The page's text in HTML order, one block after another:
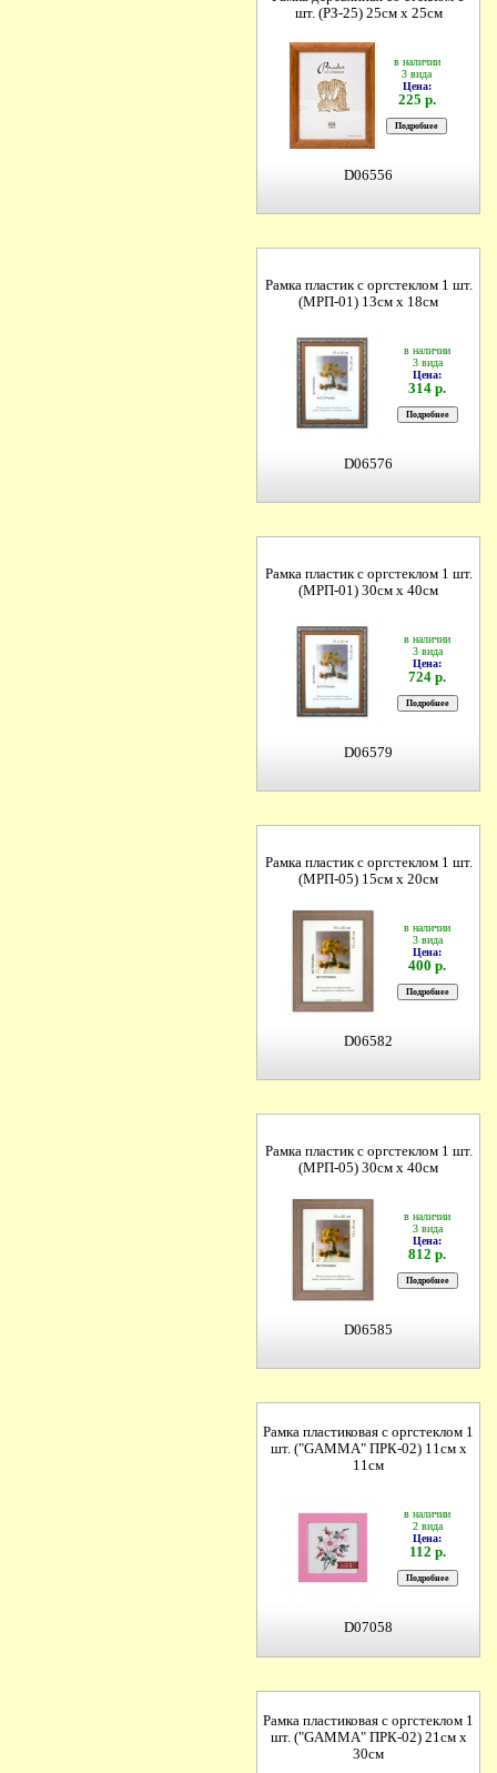
шт. (РЗ-25) 25см х 25см
в наличии
3 вида
Цена:
225 р.
D06556
Рамка пластик с оргстеклом 1 шт.
(МРП-01) 13см х 18см
в наличии
3 вида
Цена:
314 р.
D06576
Рамка пластик с оргстеклом 1 шт.
(МРП-01) 30см х 40см
в наличии
3 вида
Цена:
724 р.
D06579
Рамка пластик с оргстеклом 1 шт.
(МРП-05) 15см х 20см
в наличии
3 вида
Цена:
400 р.
D06582
Рамка пластик с оргстеклом 1 шт.
(МРП-05) 30см х 40см
в наличии
3 вида
Цена:
812 р.
D06585
Рамка пластиковая с оргстеклом 1
шт. ("GAMMA" ПРК-02) 11см х
11см
в наличии
2 вида
Цена:
112 р.
D07058
Рамка пластиковая с оргстеклом 1
шт. ("GAMMA" ПРК-02) 21см х
30см